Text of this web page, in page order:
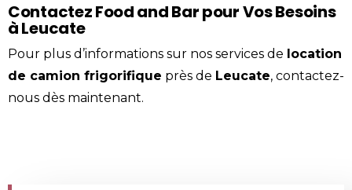
Contactez Food and Bar pour Vos Besoins
à Leucate
Pour plus d’informations sur nos services de location
de camion frigorifique près de Leucate, contactez-
nous dès maintenant.